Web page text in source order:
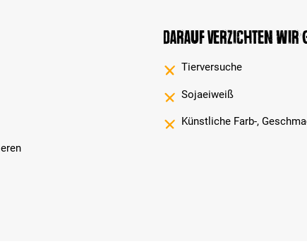
Darauf verzichten wir
Tierversuche
Sojaeiweiß
Künstliche Farb-,